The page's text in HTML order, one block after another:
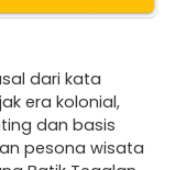
dari kata
era kolonial,
dan basis
pesona wisata